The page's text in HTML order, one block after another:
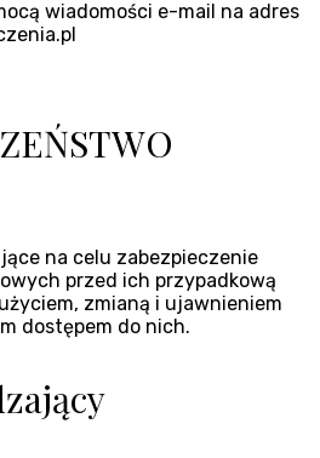
wiadomości e-mail na adres
na celu zabezpieczenie
przed ich przypadkową
zmianą i ujawnieniem
dostępem do nich.